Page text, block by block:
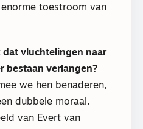
toestroom van
vluchtelingen naar
bestaan verlangen?
we hen benaderen,
dubbele moraal.
van Evert van